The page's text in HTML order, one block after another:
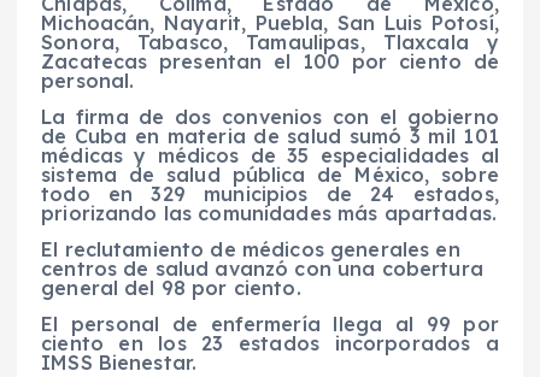
Michoacán, Nayarit, Puebla, San Luis Potosí,
Sonora, Tabasco, Tamaulipas, Tlaxcala y
Zacatecas presentan el 100 por ciento de
personal.
La firma de dos convenios con el gobierno
de Cuba en materia de salud sumó 3 mil 101
médicas y médicos de 35 especialidades al
sistema de salud pública de México, sobre
todo en 329 municipios de 24 estados,
priorizando las comunidades más apartadas.
El reclutamiento de médicos generales en
centros de salud avanzó con una cobertura
general del 98 por ciento.
El personal de enfermería llega al 99 por
ciento en los 23 estados incorporados a
IMSS Bienestar.